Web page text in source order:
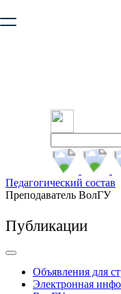
безопасную работу с
Педагогический состав
Преподаватель ВолГУ
Публикации
Объявления для
Электронная